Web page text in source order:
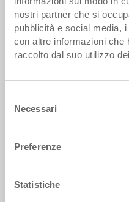
nostri partner che si
pubblicità e social media,
con altre informazioni che
raccolto dal suo utilizzo
delNecessari
Preferenze
Statistiche
da 100 pezzi
da 250 pezzi
Dati articolo
36-202-13.1110
600 x 400 x 338 mm